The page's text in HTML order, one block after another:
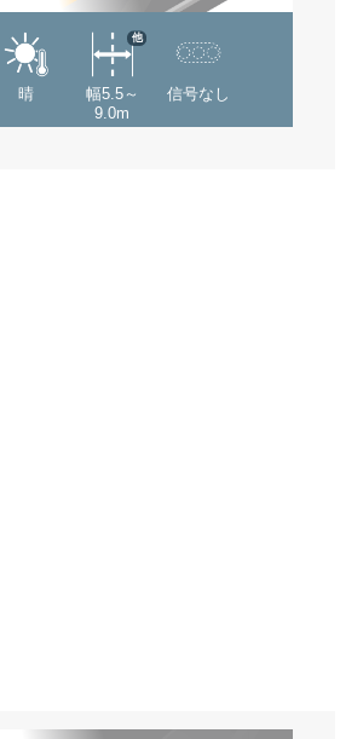
晴
幅5.5～
9.0m
他
信号なし